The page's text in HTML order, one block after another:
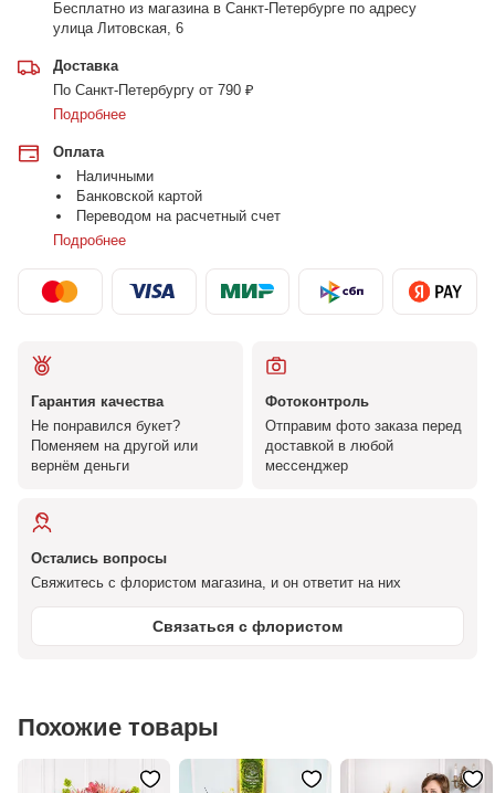
Бесплатно из магазина в Санкт-Петербурге по адресу
улица Литовская, 6
Доставка
По Санкт-Петербургу от 790 ₽
Подробнее
Оплата
Наличными
Банковской картой
Переводом на расчетный счет
Подробнее
Гарантия качества
Не понравился букет?
Поменяем на другой или
вернём деньги
Фотоконтроль
Отправим фото заказа перед
доставкой в любой
мессенджер
Остались вопросы
Свяжитесь с флористом магазина, и он ответит на них
Связаться с флористом
Похожие товары